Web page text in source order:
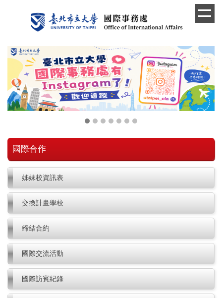
內
容
國際合作
姊妹校資訊表
交換計畫學校
締結合約
國際交流活動
國際訪賓紀錄